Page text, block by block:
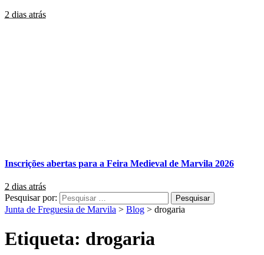
2 dias atrás
Inscrições abertas para a Feira Medieval de Marvila 2026
2 dias atrás
Pesquisar por:
Junta de Freguesia de Marvila > Blog > drogaria
Etiqueta: drogaria